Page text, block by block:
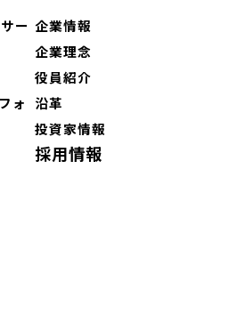
ー
ォ
企業情報
企業理念
役員紹介
沿革
投資家情報
採用情報